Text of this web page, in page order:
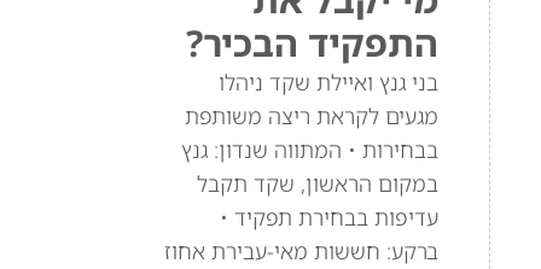
התפקיד הבכיר?
בני גנץ ואיילת שקד ניהלו
מגעים לקראת ריצה משותפת
בבחירות • המתווה שנדון: גנץ
במקום הראשון, שקד תקבל
עדיפות בבחירת תפקיד •
ברקע: חששות מאי-עבירת אחוז